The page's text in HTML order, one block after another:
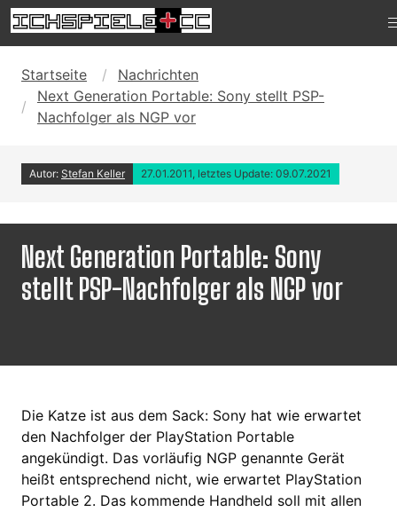
Startseite
Nachrichten
Next Generation Portable: Sony stellt PSP-
Nachfolger als NGP vor
Autor: Stefan Keller 27.01.2011, letztes Update: 09.07.2021
Next Generation Portable: Sony
stellt PSP-Nachfolger als NGP vor
Die Katze ist aus dem Sack: Sony hat wie erwartet
den Nachfolger der PlayStation Portable
angekündigt. Das vorläufig NGP genannte Gerät
heißt entsprechend nicht, wie erwartet PlayStation
Portable 2. Das kommende Handheld soll mit allen